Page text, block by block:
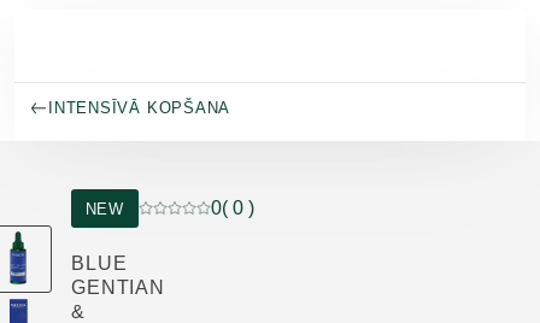
INTENSĪVĀ KOPŠANA
NEW
Pašreizējais vērtējums: 0 no 5 zvaigznēm
0( 0 )
BLUE
GENTIAN
&